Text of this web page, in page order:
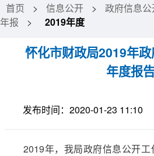
首页 > 信息公开 > 政府信息
年报
> 2019年度
怀化市财政局2019年
年度报
发布时间：2020-01-23 11:10
2019年，我局政府信息公开